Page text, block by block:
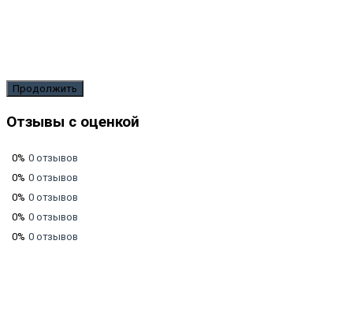
Продолжить
Отзывы с оценкой
0% 0 отзывов
0% 0 отзывов
0% 0 отзывов
0% 0 отзывов
0% 0 отзывов